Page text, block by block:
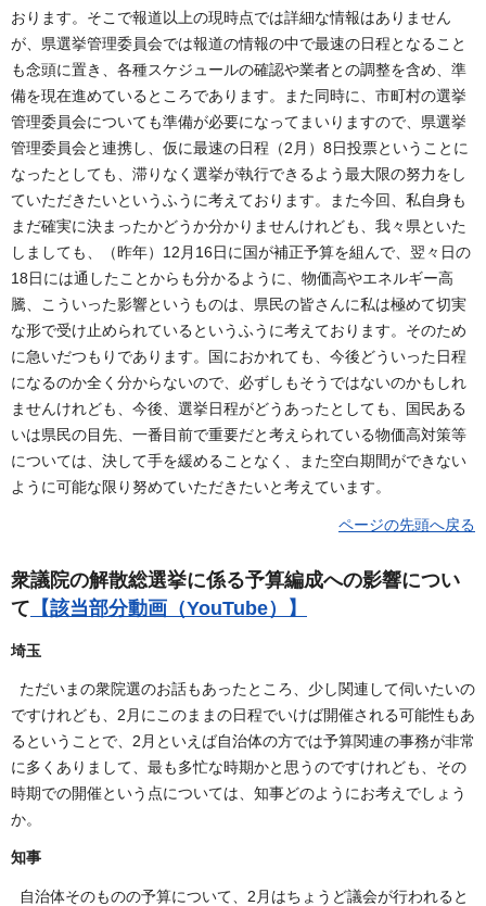
おります。そこで報道以上の現時点では詳細な情報はありません
が、県選挙管理委員会では報道の情報の中で最速の日程となること
も念頭に置き、各種スケジュールの確認や業者との調整を含め、準
備を現在進めているところであります。また同時に、市町村の選挙
管理委員会についても準備が必要になってまいりますので、県選挙
管理委員会と連携し、仮に最速の日程（2月）8日投票ということに
なったとしても、滞りなく選挙が執行できるよう最大限の努力をし
ていただきたいというふうに考えております。また今回、私自身も
まだ確実に決まったかどうか分かりませんけれども、我々県といた
しましても、（昨年）12月16日に国が補正予算を組んで、翌々日の
18日には通したことからも分かるように、物価高やエネルギー高
騰、こういった影響というものは、県民の皆さんに私は極めて切実
な形で受け止められているというふうに考えております。そのため
に急いだつもりであります。国におかれても、今後どういった日程
になるのか全く分からないので、必ずしもそうではないのかもしれ
ませんけれども、今後、選挙日程がどうあったとしても、国民ある
いは県民の目先、一番目前で重要だと考えられている物価高対策等
については、決して手を緩めることなく、また空白期間ができない
ように可能な限り努めていただきたいと考えています。
ページの先頭へ戻る
衆議院の解散総選挙に係る予算編成への影響につい
て 【該当部分動画（YouTube）】
埼玉
ただいまの衆院選のお話もあったところ、少し関連して伺いたいの
ですけれども、2月にこのままの日程でいけば開催される可能性もあ
るということで、2月といえば自治体の方では予算関連の事務が非常
に多くありまして、最も多忙な時期かと思うのですけれども、その
時期での開催という点については、知事どのようにお考えでしょう
か。
知事
自治体そのものの予算について、2月はちょうど議会が行われると